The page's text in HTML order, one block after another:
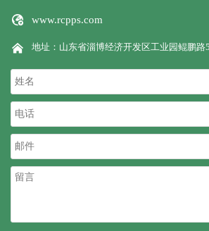
 www.rcpps.com
 地址：山东省淄博经济开发区工业园鲲鹏路